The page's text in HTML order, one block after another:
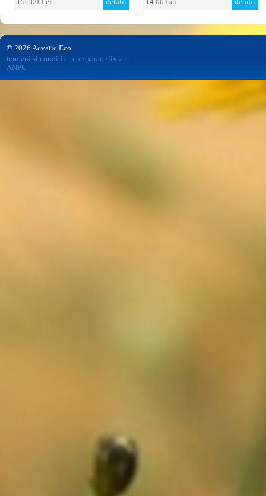
156.00 Lei detalii 14.00 Lei detalii
© 2026 Acvatic Eco
termeni si conditii
cumparare/livrare
ANPC